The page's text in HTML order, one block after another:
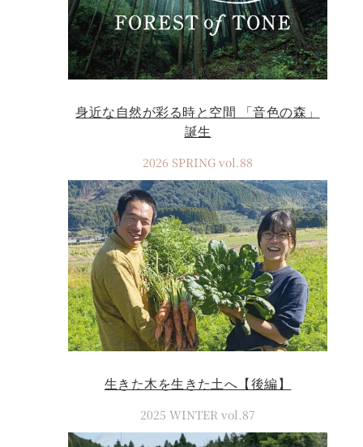
身近な自然が彩る時と空間 「音色の森」
誕生
2026 SPRING vol.88
生きた木を生きた土へ【後編】
2025 WINTER vol.87